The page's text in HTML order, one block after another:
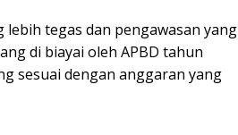
tegas dan pengawasan yang
di biayai oleh APBD tahun
sesuai dengan anggaran yang